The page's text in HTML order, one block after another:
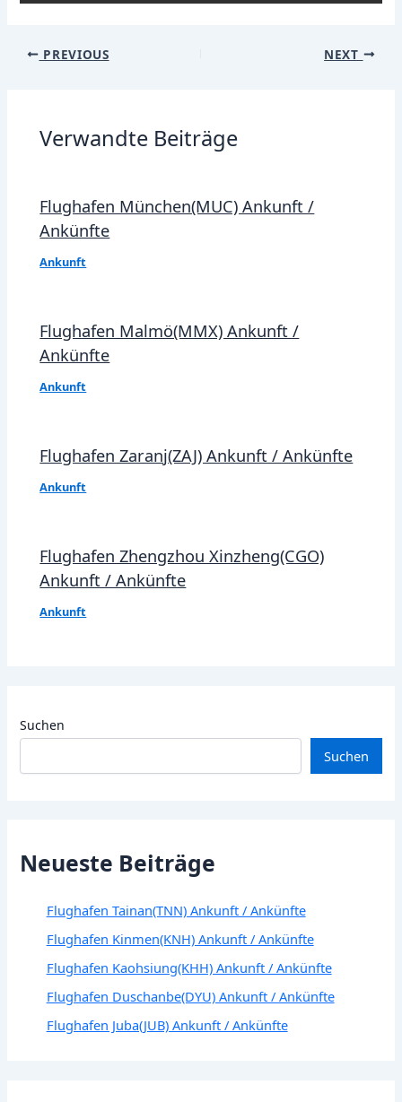
Post
PREVIOUS NEXT
Verwandte Beiträge
Flughafen München(MUC) Ankunft /
Ankünfte
Ankunft
Flughafen Malmö(MMX) Ankunft /
Ankünfte
Ankunft
Flughafen Zaranj(ZAJ) Ankunft / Ankünfte
Ankunft
Flughafen Zhengzhou Xinzheng(CGO)
Ankunft / Ankünfte
Ankunft
Suchen
Suchen
Neueste Beiträge
Flughafen Tainan(TNN) Ankunft / Ankünfte
Flughafen Kinmen(KNH) Ankunft / Ankünfte
Flughafen Kaohsiung(KHH) Ankunft / Ankünfte
Flughafen Duschanbe(DYU) Ankunft / Ankünfte
Flughafen Juba(JUB) Ankunft / Ankünfte